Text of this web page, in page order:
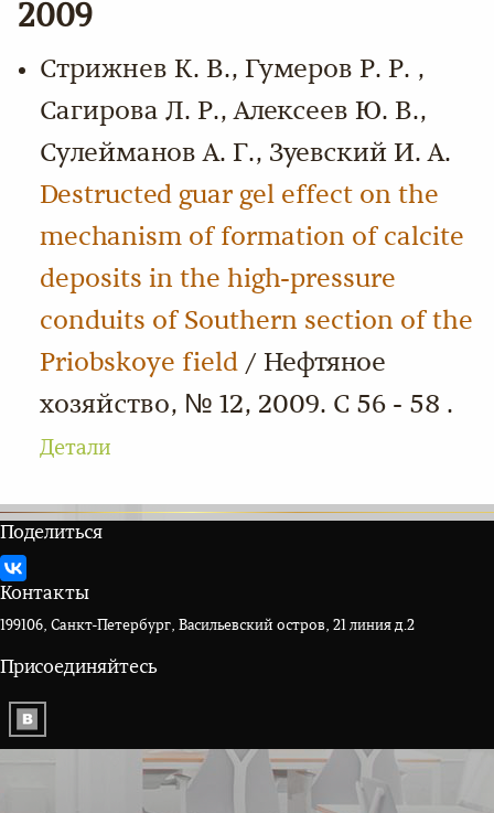
2009
Стрижнев К. В., Гумеров Р. Р. ,
Сагирова Л. Р., Алексеев Ю. В.,
Сулейманов А. Г., Зуевский И. А.
Destructed guar gel effect on the
mechanism of formation of calcite
deposits in the high-pressure
conduits of Southern section of the
Priobskoye field / Нефтяное
хозяйство, № 12, 2009. С 56 - 58 .
Детали
Поделиться
Контакты
199106, Санкт-Петербург, Васильевский остров, 21 линия д.2
Присоединяйтесь